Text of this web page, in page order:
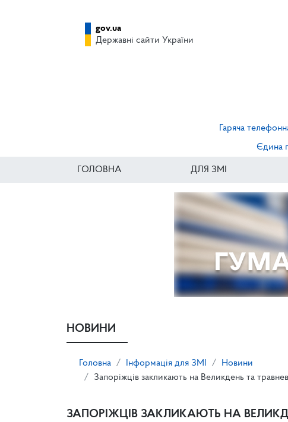
gov.ua
Державні сайти України
Гаряча
Єдина
ГОЛОВНА ДЛЯ ЗМІ
НОВИНИ
Головна Інформація для ЗМІ
Новини
Запоріжців закликають на Великдень та
ЗАПОРІЖЦІВ ЗАКЛИКАЮТЬ НА